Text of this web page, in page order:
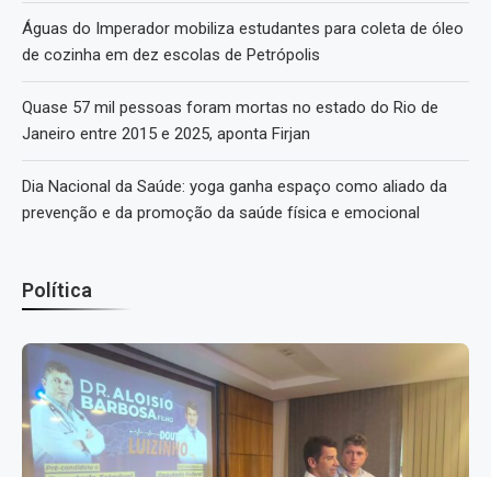
Águas do Imperador mobiliza estudantes para coleta de óleo
de cozinha em dez escolas de Petrópolis
Quase 57 mil pessoas foram mortas no estado do Rio de
Janeiro entre 2015 e 2025, aponta Firjan
Dia Nacional da Saúde: yoga ganha espaço como aliado da
prevenção e da promoção da saúde física e emocional
Política